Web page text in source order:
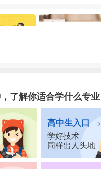
了解你适合学什么专业
高中生入口 >
学好技术
同样出人头地